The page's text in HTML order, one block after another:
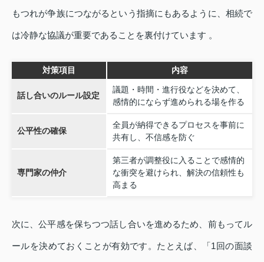
もつれが争族につながるという指摘にもあるように、相続で
は冷静な協議が重要であることを裏付けています 。
対策項目 内容
話し合いのルール設定
議題・時間・進行役などを決めて、
感情的にならず進められる場を作る
公平性の確保
全員が納得できるプロセスを事前に
共有し、不信感を防ぐ
専門家の仲介
第三者が調整役に入ることで感情的
な衝突を避けられ、解決の信頼性も
高まる
次に、公平感を保ちつつ話し合いを進めるため、前もってル
ールを決めておくことが有効です。たとえば、「1回の面談